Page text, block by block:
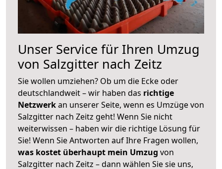
Unser Service für Ihren Umzug
von Salzgitter nach Zeitz
Sie wollen umziehen? Ob um die Ecke oder
deutschlandweit – wir haben das richtige
Netzwerkan unserer Seite, wenn es Umzüge von
Salzgitter nach Zeitz geht! Wenn Sie nicht
weiterwissen – haben wir die richtige Lösung für
Sie! Wenn Sie Antworten auf Ihre Fragen wollen,
was kostet überhaupt mein Umzug von
Salzgitter nach Zeitz – dann wählen Sie sie uns,